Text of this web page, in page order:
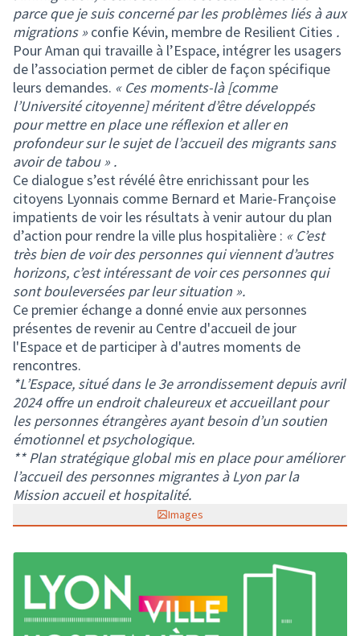
parce que je suis concerné par les problèmes liés à aux
migrations » confie Kévin, membre de Resilient Cities .
Pour Aman qui travaille à l’Espace, intégrer les usagers
de l’association permet de cibler de façon spécifique
leurs demandes. « Ces moments-là [comme
l’Université citoyenne] méritent d’être développés
pour mettre en place une réflexion et aller en
profondeur sur le sujet de l’accueil des migrants sans
avoir de tabou » .
Ce dialogue s’est révélé être enrichissant pour les
citoyens Lyonnais comme Bernard et Marie-Françoise
impatients de voir les résultats à venir autour du plan
d’action pour rendre la ville plus hospitalière : « C’est
très bien de voir des personnes qui viennent d’autres
horizons, c’est intéressant de voir ces personnes qui
sont bouleversées par leur situation ».
Ce premier échange a donné envie aux personnes
présentes de revenir au Centre d'accueil de jour
l'Espace et de participer à d'autres moments de
rencontres.
*L’Espace, situé dans le 3e arrondissement depuis avril
2024 offre un endroit chaleureux et accueillant pour
les personnes étrangères ayant besoin d’un soutien
émotionnel et psychologique.
** Plan stratégique global mis en place pour améliorer
l’accueil des personnes migrantes à Lyon par la
Mission accueil et hospitalité.
Images